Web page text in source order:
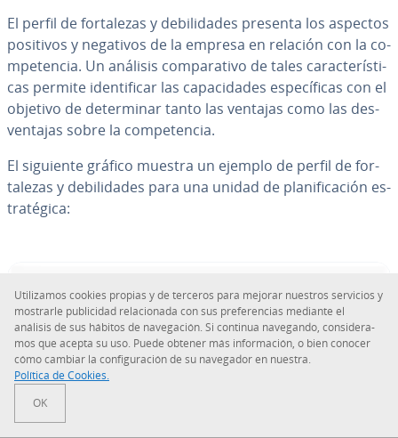
El perfil de fo­r­ta­le­zas y de­bi­li­da­des presenta los aspectos
positivos y negativos de la empresa en relación con la co­
m­pe­te­n­cia. Un análisis co­m­pa­ra­ti­vo de tales ca­ra­c­te­rí­s­ti­
cas permite ide­n­ti­fi­car las ca­pa­ci­da­des es­pe­cí­fi­cas con el
objetivo de de­te­r­mi­nar tanto las ventajas como las de­s­
ve­n­ta­jas sobre la co­m­pe­te­n­cia.
El siguiente gráfico muestra un ejemplo de perfil de fo­r­
ta­le­zas y de­bi­li­da­des para una unidad de pla­ni­fi­ca­ción es­
tra­té­gi­ca:
Uti­li­za­mos cookies propias y de terceros para mejorar nuestros servicios y
mostrarle pu­bli­ci­dad re­la­cio­na­da con sus pre­fe­re­n­cias mediante el
análisis de sus hábitos de na­ve­ga­ción. Si continua navegando, co­n­si­de­ra­
mos que acepta su uso. Puede obtener más in­fo­r­ma­ción, o bien conocer
cómo cambiar la co­n­fi­gu­ra­ción de su navegador en nuestra.
Política de Cookies.
OK